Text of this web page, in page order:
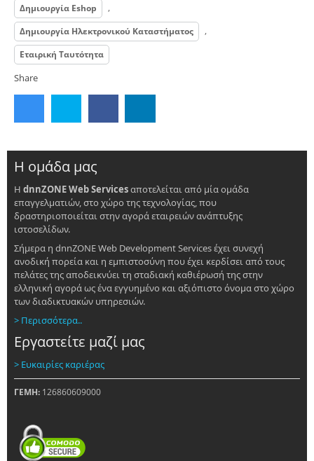
Δημιουργία Eshop ,
Δημιουργία Ηλεκτρονικού Καταστήματος ,
Εταιρική Ταυτότητα
Share
Η ομάδα μας
Η dnnZONE Web Servicesαποτελείται από μία ομάδα
επαγγελματιών, στο χώρο της τεχνολογίας, που
δραστηριοποιείται στην αγορά εταιρειών ανάπτυξης
ιστοσελίδων.
Σήμερα η dnnZONE Web Development Services έχει συνεχή
ανοδική πορεία και η εμπιστοσύνη που έχει κερδίσει από τους
πελάτες της αποδεικνύει τη σταδιακή καθιέρωσή της στην
ελληνική αγορά ως ένα εγγυημένο και αξιόπιστο όνομα στο χώρο
των διαδικτυακών υπηρεσιών.
> Περισσότερα..
Εργαστείτε μαζί μας
> Ευκαιρίες καριέρας
ΓΕΜΗ: 126860609000